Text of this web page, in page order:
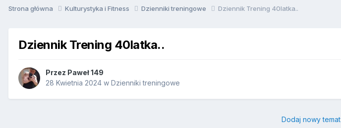
Strona główna Kulturystyka i Fitness Dzienniki treningowe Dziennik Trening 40latka..
Dziennik Trening 40latka..
Przez Paweł 149
28 Kwietnia 2024 w Dzienniki treningowe
Dodaj nowy temat